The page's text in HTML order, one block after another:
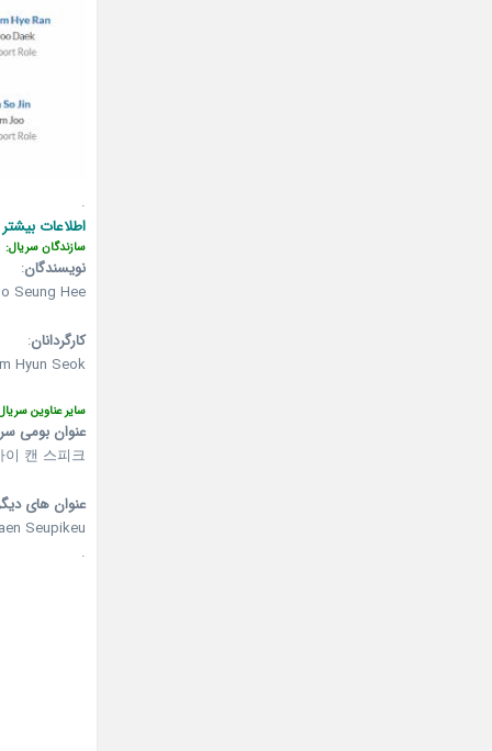
.
اطلاعات
سازندگان سریال:
نویسندگان:
Seung Hee
کارگردانان:
Hyun Seok
سایر عناوین
عنوان بومی
이 캔 스피크
عنوان های
Seupikeu
.